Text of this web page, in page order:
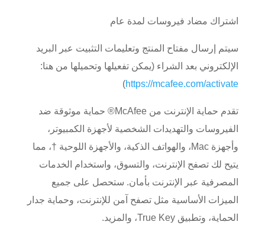
اشتراك مضاد فيروسات لمدة عام
سيتم إرسال مفتاح المنتج وتعليمات التثبيت عبر البريد
الإلكتروني بعد الشراء (يمكن تفعيلها وتحميلها من هنا:
https://mcafee.com/activate
)
تقدم حماية الإنترنت من McAfee® حماية موثوقة ضد
الفيروسات والتهديدات الشخصية لأجهزة الكمبيوتر،
وأجهزة Mac، والهواتف الذكية، والأجهزة اللوحية †، مما
يتيح لك تصفح الإنترنت، والتسوق، واستخدام الخدمات
المصرفية عبر الإنترنت بأمان. ستحصل على جميع
الميزات الأساسية مثل تصفح آمن للإنترنت، وحماية جدار
الحماية، وتطبيق True Key، والمزيد.